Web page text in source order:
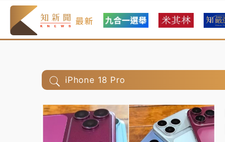
最新
iPhone 18 Pro